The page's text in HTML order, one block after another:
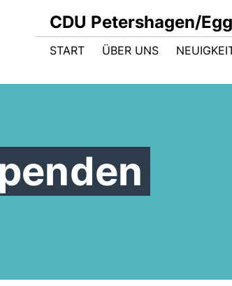
CDU Petershagen/
START ÜBER UNS